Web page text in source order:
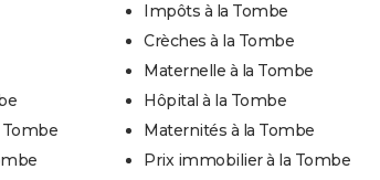
Tombe
Impôts à la Tombe
Crèches à la Tombe
Maternelle à la Tombe
Hôpital à la Tombe
Maternités à la Tombe
Prix immobilier à la Tombe